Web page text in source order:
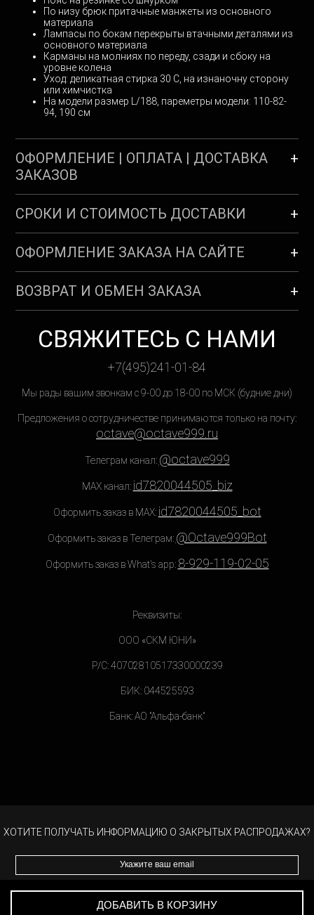
По низу брюк притачные манжеты из основного
материала
Лампасы по бокам перекрыты втачными деталями из
основного материала
Карманы на молниях по переду, сзади и сбоку на
уровне колена
Уход: деликатная стирка 30 С, на изнаночну сторону
или химчистка
На модели размер L/188, пареметры модели: 110-82-
94, 190 см
ОФОРМЛЕНИЕ | ОПЛАТА | ДОСТАВКА
ЗАКАЗОВ
СРОКИ И СТОИМОСТЬ ДОСТАВКИ
ОФОРМЛЕНИЕ ЗАКАЗА НА САЙТЕ
ВОЗВРАТ И ОБМЕН ЗАКАЗА
СВЯЖИТЕСЬ С НАМИ
+7(495)241-01-84
Мы рады вашим звонкам с 9-00 до 18-00 по МСК (будние дни)
Предложения о сотрудничестве принимаются только на почту:
octave@octave999.ru
Телеграм канал: @octave999
MAX канал: id7820044505_biz
Оформить заказ в MAX: id7820044505_bot
Оформить заказ в Телеграм: @Octave999Bot
Оформить заказ в What's app: 8-929-119-02-05
Реквизиты:
ООО «СКМ ЮНИ»
Р/С:40702810517330000239
БИК: 044525593
Банк: АО "Альфа-банк"
ХОТИТЕ ПОЛУЧАТЬ ИНФОРМАЦИЮ О ЗАКРЫТЫХ РАСПРОДАЖАХ?